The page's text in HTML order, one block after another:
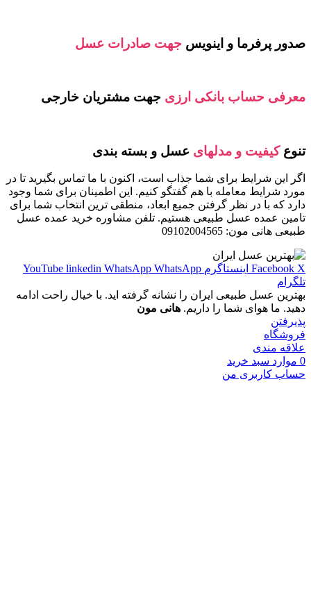
صدور پرفرما و اینویس جهت صادرات عسل
معرفی حساب بانکی ارزی جهت مشتریان خارجی
تنوعکیفیت و مدلهای عسل و بسته بندی
اگر این شرایط برای شما جذاب است، اکنون با ما تماس بگیرید تا در
مورد شرایط معامله با هم گفتگو کنیم. این اطمینان برای شما وجود
دارد که با در نظر گرفتن جمیع ابعاد، منطقی ترین انتخاب شما برای
تامین عمده عسل طبیعی هستیم. تلفن مشاوره خرید عمده عسل
طبیعی هانی مون: 09102004565
Facebook X اینستاگرم YouTube linkedin WhatsApp WhatsApp
تلگرام
بهترین عسل طبیعی ایران را نشانه گرفته اید. با خیال راحت ادامه
دهید. ما هوای شما را داریم. هانی مون
پذیرفتن
فروشگاه
علاقه مندی
0 موارد سبد خرید
حساب کاربری من